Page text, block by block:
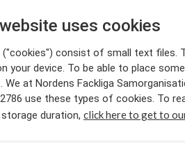
vuonna 2015 Agenda 2030:n
taloudellisesti ja
Seitsemäntoista
toisistaan ja
saavuttamista.
uses cookies
("cookies") consist of small text files.
your device. To be able to place
We at Nordens Fackliga
use these types of cookies. To
duration, click here to get to